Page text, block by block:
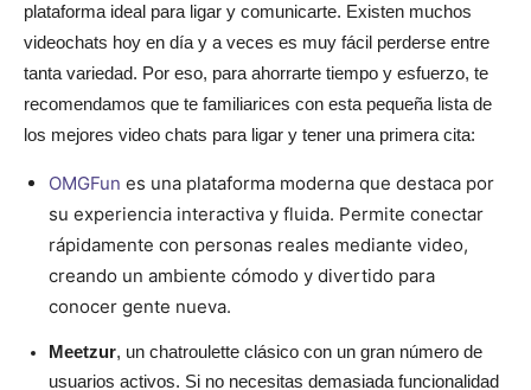
plataforma ideal para ligar y comunicarte. Existen muchos
videochats hoy en día y a veces es muy fácil perderse entre
tanta variedad. Por eso, para ahorrarte tiempo y esfuerzo, te
recomendamos que te familiarices con esta pequeña lista de
los mejores video chats para ligar y tener una primera cita:
OMGFun es una plataforma moderna que destaca por
su experiencia interactiva y fluida. Permite conectar
rápidamente con personas reales mediante video,
creando un ambiente cómodo y divertido para
conocer gente nueva.
Meetzur, un chatroulette clásico con un gran número de
usuarios activos. Si no necesitas demasiada funcionalidad